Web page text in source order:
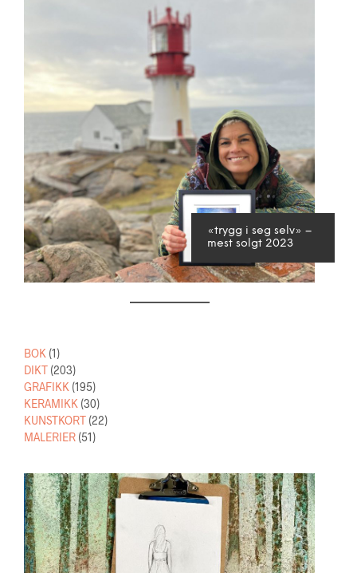
«trygg i seg selv» –
mest solgt 2023
BOK 11
PRODUKT
DIKT 203203
PRODUKTER
GRAFIKK 195195
PRODUKTER
KERAMIKK 3030
PRODUKTER
KUNSTKORT 2222
MALERIER 5151